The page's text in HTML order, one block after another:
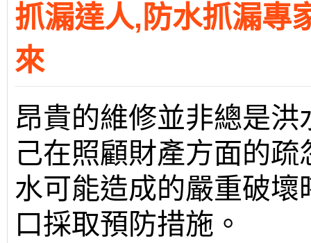
抓漏達人,防水抓漏專
來
昂貴的維修並非總是
己在照顧財產方面的
水可能造成的嚴重破
口採取預防措施。